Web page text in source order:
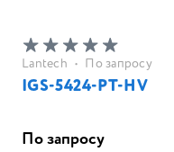
Lantech • По запросу
IGS-5424-PT-HV
По запросу